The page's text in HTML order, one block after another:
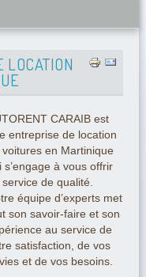
LOCATION
CARAIB est
entreprise de location
voitures en Martinique
s’engage à vous offrir
service de qualité.
équipe d’experts met
son savoir-faire et son
au service de
satisfaction, de vos
et de vos besoins.